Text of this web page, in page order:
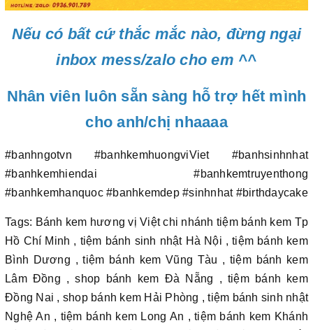
Nếu có bất cứ thắc mắc nào, đừng ngại
inbox mess/zalo cho em ^^
Nhân viên luôn sẵn sàng hỗ trợ hết mình
cho anh/chị nhaaaa
#banhngotvn #banhkemhuongviViet #banhsinhnhat
#banhkemhiendai #banhkemtruyenthong
#banhkemhanquoc #banhkemdep #sinhnhat #birthdaycake
Tags: Bánh kem hương vị Việt chi nhánh tiệm bánh kem Tp
Hồ Chí Minh , tiệm bánh sinh nhật Hà Nội , tiệm bánh kem
Bình Dương , tiệm bánh kem Vũng Tàu , tiệm bánh kem
Lâm Đồng , shop bánh kem Đà Nẵng , tiệm bánh kem
Đồng Nai , shop bánh kem Hải Phòng , tiệm bánh sinh nhật
Nghệ An , tiệm bánh kem Long An , tiệm bánh kem Khánh